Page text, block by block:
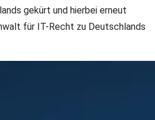
gekürt und hierbei erneut
für IT-Recht zu Deutschlands